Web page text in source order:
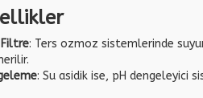
Filtre: Ters ozmoz sistemlerinde
: Su asidik ise, pH dengeleyici